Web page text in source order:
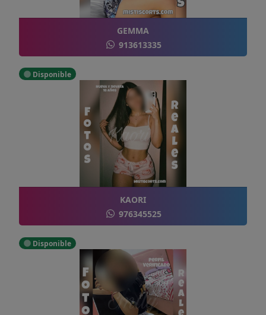
GEMMA
913613335
Disponible
KAORI
976345525
Disponible